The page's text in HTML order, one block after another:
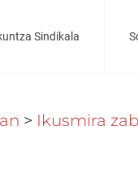
Sindikala
> Ikusmira